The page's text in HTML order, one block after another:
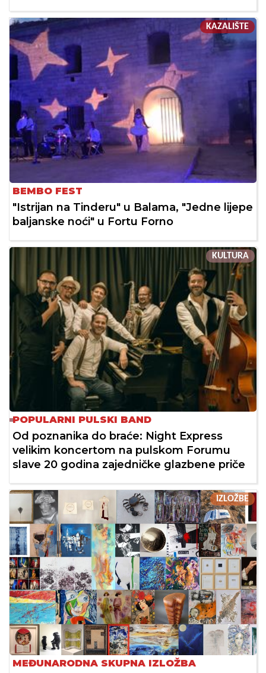
KAZALIŠTE
BEMBO FEST
"Istrijan na Tinderu" u Balama, "Jedne lijepe
baljanske noći" u Fortu Forno
KULTURA
POPULARNI PULSKI BAND
Od poznanika do braće: Night Express
velikim koncertom na pulskom Forumu
slave 20 godina zajedničke glazbene priče
IZLOŽBE
MEĐUNARODNA SKUPNA IZLOŽBA